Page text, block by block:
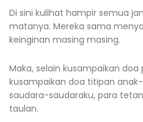
Di sini kulihat hampir semua
matanya. Mereka sama
keinginan masing masing.
Maka, selain kusampaikan doa
kusampaikan doa titipan
saudara-saudaraku, para
taulan.